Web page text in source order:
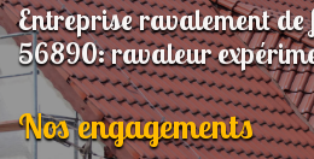
Entreprise ravalement
56890: ravaleur
Nos engagements